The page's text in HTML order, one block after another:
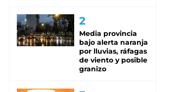
Media provincia
bajo alerta naranja
por lluvias, ráfagas
de viento y posible
granizo